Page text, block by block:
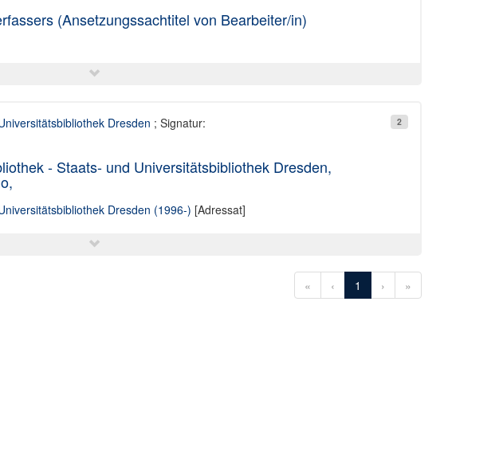
(Ansetzungssachtitel von Bearbeiter/in)
2
Dresden ; Signatur:
- Staats- und Universitätsbibliothek Dresden,
Dresden (1996-) [Adressat]
« ‹ 1 › »